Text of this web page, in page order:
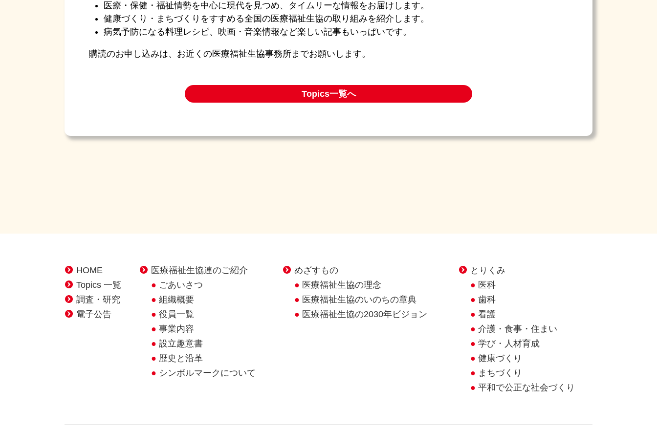
医療・保健・福祉情勢を中心に現代を見つめ、タイムリーな情報をお届けします。
健康づくり・まちづくりをすすめる全国の医療福祉生協の取り組みを紹介します。
病気予防になる料理レシピ、映画・音楽情報など楽しい記事もいっぱいです。
購読のお申し込みは、お近くの医療福祉生協事務所までお願いします。
Topics一覧へ
HOME
Topics 一覧
調査・研究
電子公告
医療福祉生協連のご紹介
ごあいさつ
組織概要
役員一覧
事業内容
設立趣意書
歴史と沿革
シンボルマークについて
めざすもの
医療福祉生協の理念
医療福祉生協のいのちの章典
医療福祉生協の2030年ビジョン
とりくみ
医科
歯科
看護
介護・食事・住まい
学び・人材育成
健康づくり
まちづくり
平和で公正な社会づくり